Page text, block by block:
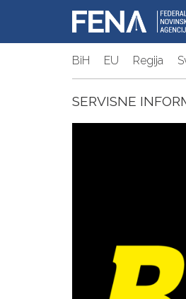
BiH EU Regija
SERVISNE